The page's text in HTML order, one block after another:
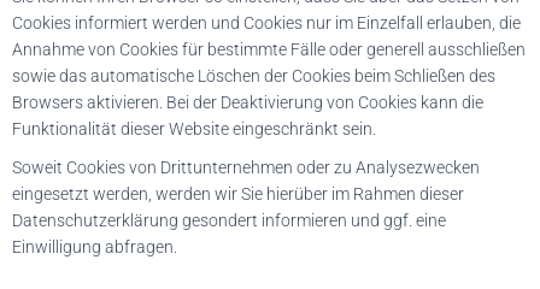
Cookies informiert werden und Cookies nur im Einzelfall erlauben, die
Annahme von Cookies für bestimmte Fälle oder generell ausschließen
sowie das automatische Löschen der Cookies beim Schließen des
Browsers aktivieren. Bei der Deaktivierung von Cookies kann die
Funktionalität dieser Website eingeschränkt sein.
Soweit Cookies von Drittunternehmen oder zu Analysezwecken
eingesetzt werden, werden wir Sie hierüber im Rahmen dieser
Datenschutzerklärung gesondert informieren und ggf. eine
Einwilligung abfragen.